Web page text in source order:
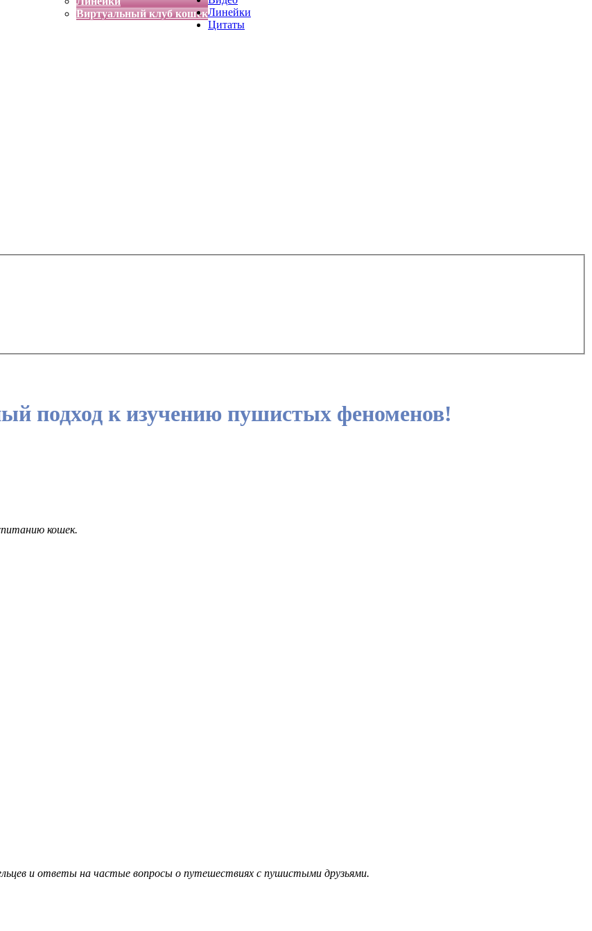
Виртуальный клуб кошекЛинейки
Цитаты
подход к изучению пушистых феноменов!
кошек.
и ответы на частые вопросы о путешествиях с пушистыми друзьями.